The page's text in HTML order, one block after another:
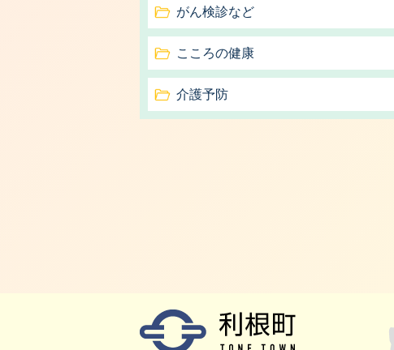
がん検診など
こころの健康
介護予防